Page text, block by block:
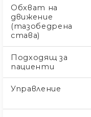
Обхват на
движение
(тазобедрена
става)
Подходящ за
пациенти
Управление